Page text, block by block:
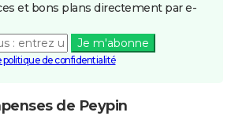
et bons plans directement par e-
Je m'abonne
politique de confidentialité
de Peypin